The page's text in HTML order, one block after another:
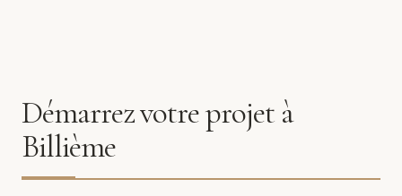
Démarrez votre projet à
Billième